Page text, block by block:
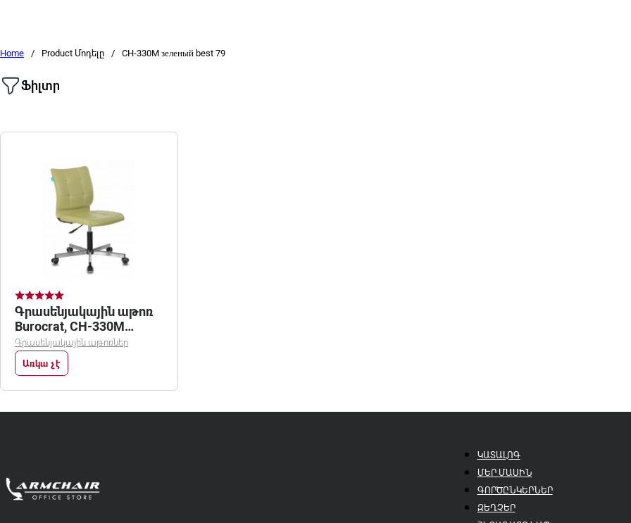
Home / Product Մոդելը / CH-330M зеленый best 79
Ֆիլտր
Գրասենյակային աթոռ
Burocrat, CH-330M
зеленый best 79
Գրասենյակային աթոռներ
Առկա չէ
ԿԱՏԱԼՈԳ
ՄԵՐ ՄԱՍԻՆ
ԳՈՐԾԸՆԿԵՐՆԵՐ
ԶԵՂՉԵՐ